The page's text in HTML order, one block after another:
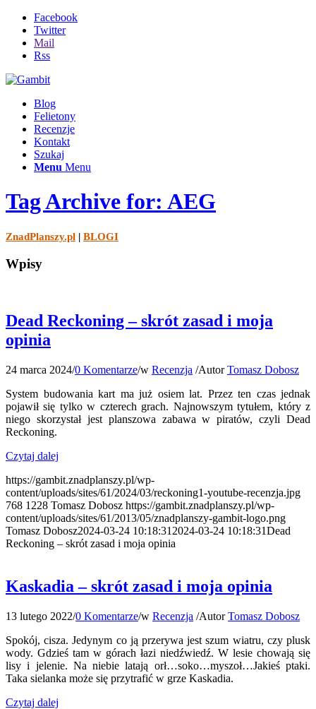
Facebook
Twitter
Mail
Rss
Blog
Felietony
Recenzje
Kontakt
Szukaj
Menu Menu
Tag Archive for: AEG
ZnadPlanszy.pl | BLOGI
Wpisy
Dead Reckoning – skrót zasad i moja
opinia
24 marca 2024/0 Komentarze/w Recenzja /AutorTomasz Dobosz
System budowania kart ma już osiem lat. Przez ten czas jednak
pojawił się tylko w czterech grach. Najnowszym tytułem, który z
niego skorzystał jest planszowa zabawa w piratów, czyli Dead
Reckoning.
Czytaj dalej
https://gambit.znadplanszy.pl/wp-
content/uploads/sites/61/2024/03/reckoning1-youtube-recenzja.jpg
768 1228 Tomasz Dobosz https://gambit.znadplanszy.pl/wp-
content/uploads/sites/61/2013/05/znadplanszy-gambit-logo.png
Tomasz Dobosz2024-03-24 10:18:31 2024-03-24 10:18:31Dead
Reckoning – skrót zasad i moja opinia
Kaskadia – skrót zasad i moja opinia
13 lutego 2022/0 Komentarze/w Recenzja /AutorTomasz Dobosz
Spokój, cisza. Jedynym co ją przerywa jest szum wiatru, czy plusk
wody. Gdzieś tam w górach łazi niedźwiedź. W lesie chowają się
lisy i jelenie. Na niebie latają orł…soko…myszoł…Jakieś ptaki.
Taka sielanka może się przytrafić w grze Kaskadia.
Czytaj dalej